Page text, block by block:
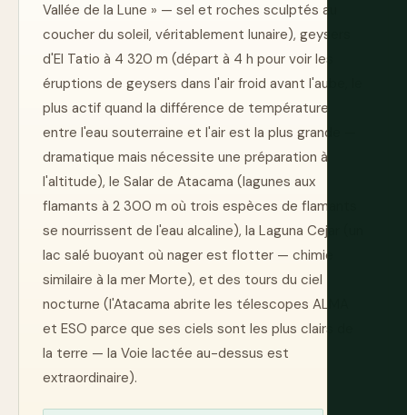
Vallée de la Lune » — sel et roches sculptés au
coucher du soleil, véritablement lunaire), geysers
d'El Tatio à 4 320 m (départ à 4 h pour voir les
éruptions de geysers dans l'air froid avant l'aube, le
plus actif quand la différence de température
entre l'eau souterraine et l'air est la plus grande —
dramatique mais nécessite une préparation à
l'altitude), le Salar de Atacama (lagunes aux
flamants à 2 300 m où trois espèces de flamants
se nourrissent de l'eau alcaline), la Laguna Cejar (un
lac salé buoyant où nager est flotter — chimie
similaire à la mer Morte), et des tours du ciel
nocturne (l'Atacama abrite les télescopes ALMA
et ESO parce que ses ciels sont les plus clairs de
la terre — la Voie lactée au-dessus est
extraordinaire).